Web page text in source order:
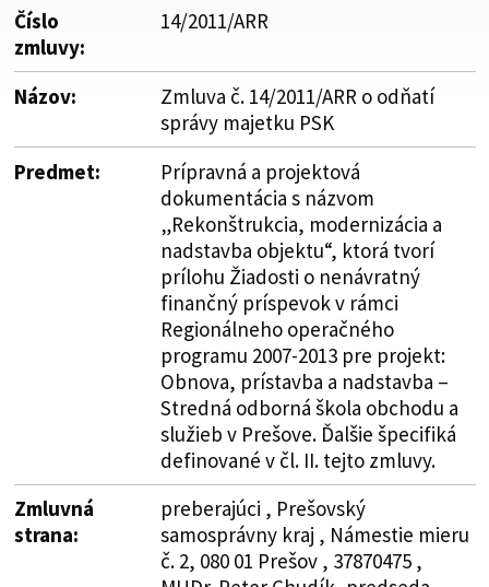
Číslo
zmluvy:
14/2011/ARR
Názov:
Zmluva č. 14/2011/ARR o odňatí
správy majetku PSK
Predmet:
Prípravná a projektová
dokumentácia s názvom
„Rekonštrukcia, modernizácia a
nadstavba objektu“, ktorá tvorí
prílohu Žiadosti o nenávratný
finančný príspevok v rámci
Regionálneho operačného
programu 2007-2013 pre projekt:
Obnova, prístavba a nadstavba –
Stredná odborná škola obchodu a
služieb v Prešove. Ďalšie špecifiká
definované v čl. II. tejto zmluvy.
Zmluvná
strana:
preberajúci , Prešovský
samosprávny kraj , Námestie mieru
č. 2, 080 01 Prešov , 37870475 ,